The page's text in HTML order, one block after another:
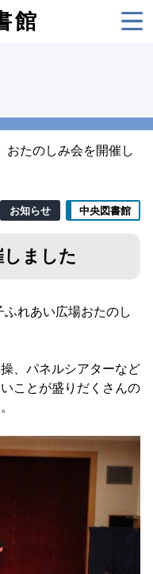
館
おたのしみ会を開催し
お知らせ 中央図書館
ました
れあい広場おたのし
、パネルシアターなど
ことが盛りだくさんの